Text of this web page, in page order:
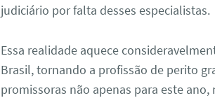
judiciário por falta desses especialistas.
Essa realidade aquece
Brasil, tornando a profissão de perito
promissoras não apenas para este